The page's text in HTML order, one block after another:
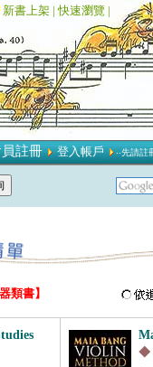
新書上架 |快速瀏覽 |
註冊 登入帳戶 ‧‧先請
類書】
◆